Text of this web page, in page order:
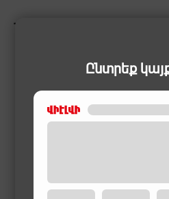
Ընտրեք
ՆՄԱՆԱՏԻՊ ԱՊՐԱՆՔՆԵՐ